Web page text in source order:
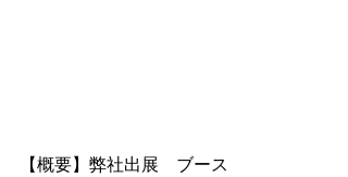
【概要】弊社出展　ブース